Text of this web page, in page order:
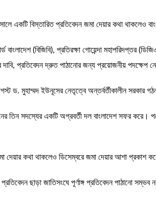
একটি বিস্তারিত প্রতিবেদন জমা দেয়ার কথা থাকলেও
বাংলাদেশ (বিজিবি), প্রতিরক্ষা গোয়েন্দা
প্রতিবেদন দ্রুত পাঠানোর জন্য প্রয়োজনীয় পদক্ষেপ
মুহাম্মদ ইউনূসের নেতৃত্বে অন্তর্বর্তীকালীন সরকার
তিন সদস্যের একটি অগ্রবর্তী দল বাংলাদেশ সফর করে।
কথা থাকলেও ডিসেম্বরে জমা দেয়ার আশা প্রকাশ
প্রতিবেদন ছাড়া জাতিসংঘে পূর্ণাঙ্গ প্রতিবেদন পাঠানো